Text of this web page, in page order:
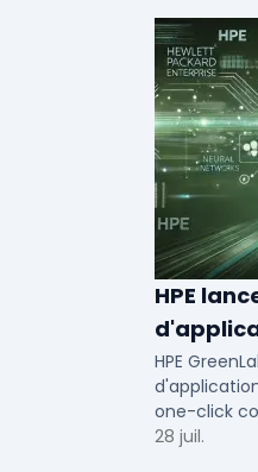
HPE
cloud
HPE
one-click
de PME et
28 juil.